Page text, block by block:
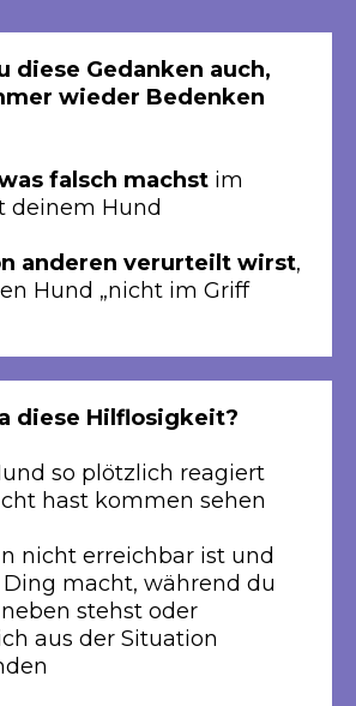
diese Gedanken auch,
wieder Bedenken
falsch machst im
deinem Hund
anderen verurteilt wirst,
Hund „nicht im Griff
diese Hilflosigkeit?
so plötzlich reagiert
hast kommen sehen
nicht erreichbar ist und
macht, während du
stehst oder
aus der Situation